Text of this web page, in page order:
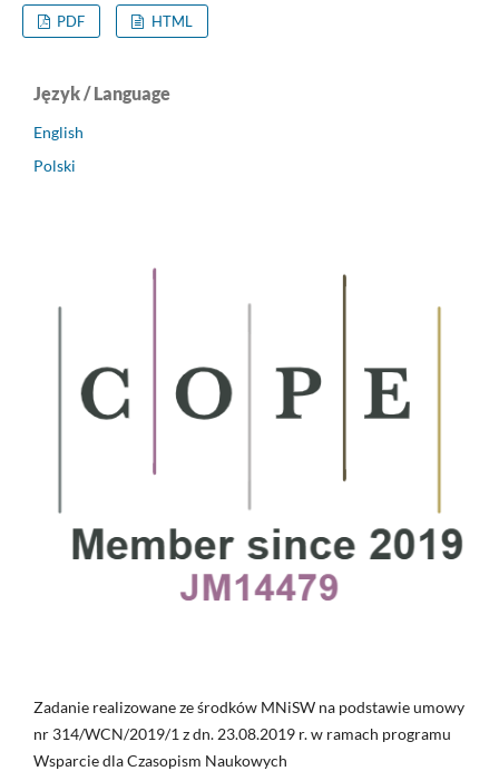
PDF HTML
Język / Language
English
Polski
Zadanie realizowane ze środków MNiSW na podstawie umowy
nr 314/WCN/2019/1 z dn. 23.08.2019 r. w ramach programu
Wsparcie dla Czasopism Naukowych